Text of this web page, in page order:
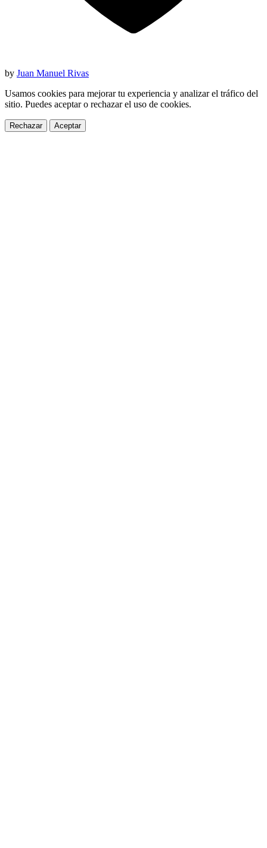
by Juan Manuel Rivas
Usamos cookies para mejorar tu experiencia y analizar el tráfico del
sitio. Puedes aceptar o rechazar el uso de cookies.
Rechazar Aceptar